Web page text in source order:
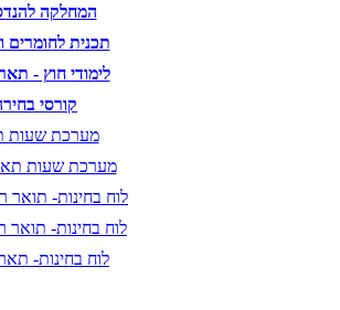
המחלקה
תכנית לחומרים
לימודי חוץ -
קורסי
מערכת שעות
מערכת שעות
לוח בחינות-
לוח בחינות-
לוח בחינות-